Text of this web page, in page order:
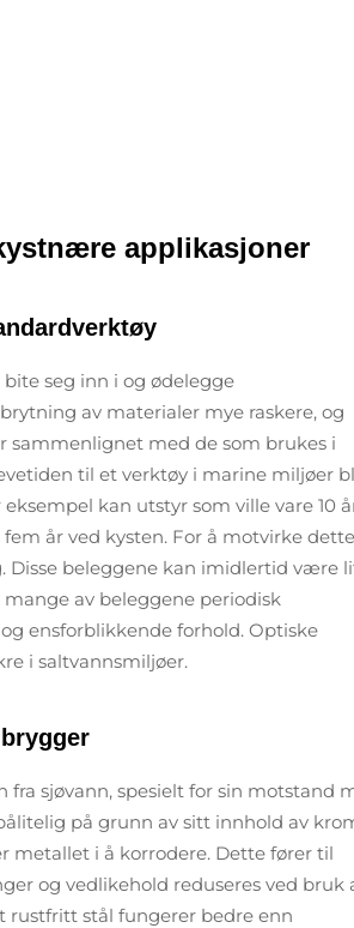
applikasjoner
seg inn i og ødelegge
av materialer mye raskere, og
sammenlignet med de som brukes i
til et verktøy i marine miljøer
kan utstyr som ville vare 10
år ved kysten. For å motvirke
Disse beleggene kan imidlertid være
av beleggene periodisk
ensforblikkende forhold. Optiske
i saltvannsmiljøer.
sjøvann, spesielt for sin motstand
på grunn av sitt innhold av
metallet i å korrodere. Dette fører til
og vedlikehold reduseres ved bruk
rustfritt stål fungerer bedre enn